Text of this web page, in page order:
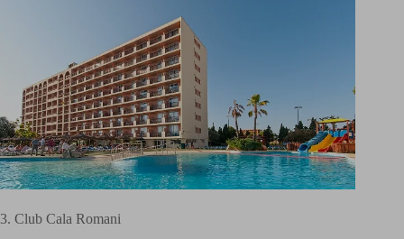
3. Club Cala Romani